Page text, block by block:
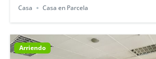
Casa
Casa en Parcela
Arriendo